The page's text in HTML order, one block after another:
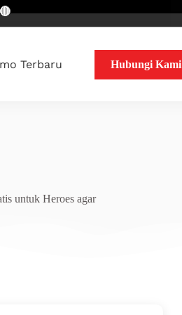
Terbaru Hubungi Kami
untuk Heroes agar